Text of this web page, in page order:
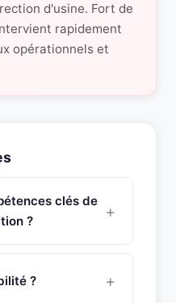
d'usine. Fort de
rapidement
opérationnels et
clés de
?
expertise
?